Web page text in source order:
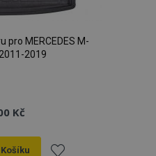
pro MERCEDES M-
2019
Kč